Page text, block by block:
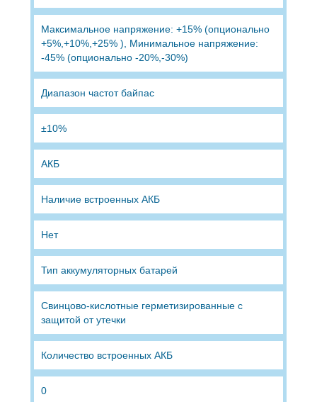
Максимальное напряжение: +15% (опционально
+5%,+10%,+25% ), Минимальное напряжение:
-45% (опционально -20%,-30%)
Диапазон частот байпас
±10%
АКБ
Наличие встроенных АКБ
Нет
Тип аккумуляторных батарей
Свинцово-кислотные герметизированные с
защитой от утечки
Количество встроенных АКБ
0